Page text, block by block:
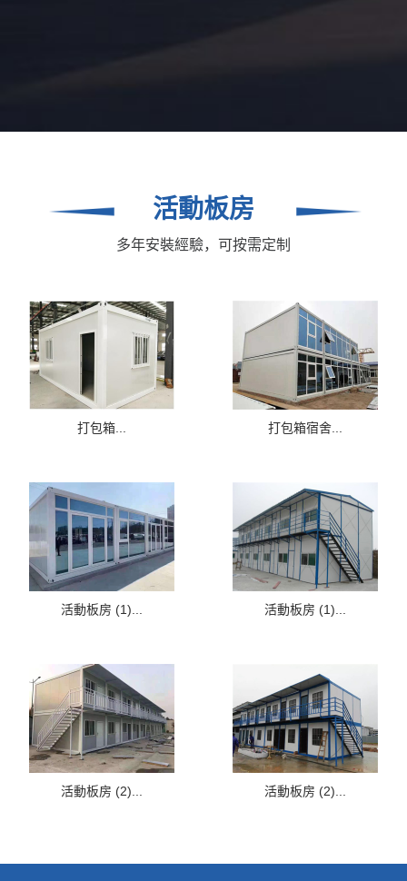
活動板房
多年安裝經驗，可按需定制
打包箱... 打包箱宿舍...
活動板房 (1)... 活動板房 (1)...
活動板房 (2)... 活動板房 (2)...